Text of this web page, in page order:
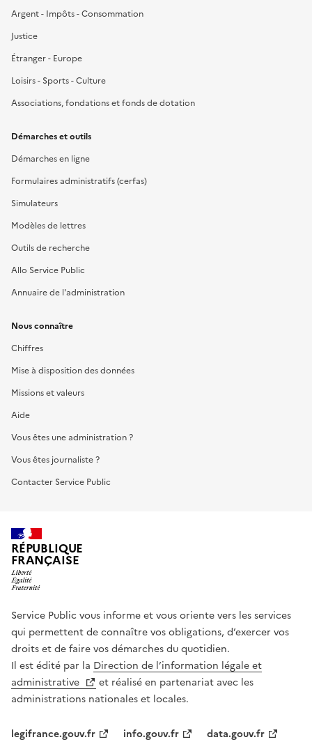
Argent - Impôts - Consommation
Justice
Étranger - Europe
Loisirs - Sports - Culture
Associations, fondations et fonds de dotation
Démarches et outils
Démarches en ligne
Formulaires administratifs (cerfas)
Simulateurs
Modèles de lettres
Outils de recherche
Allo Service Public
Annuaire de l'administration
Nous connaître
Chiffres
Mise à disposition des données
Missions et valeurs
Aide
Vous êtes une administration ?
Vous êtes journaliste ?
Contacter Service Public
RÉPUBLIQUE
FRANÇAISE
Service Public vous informe et vous oriente vers les services
qui permettent de connaître vos obligations, d’exercer vos
droits et de faire vos démarches du quotidien.
Il est édité par la Direction de l’information légale et
administrative
et réalisé en partenariat avec les
administrations nationales et locales.
legifrance.gouv.fr info.gouv.fr data.gouv.fr